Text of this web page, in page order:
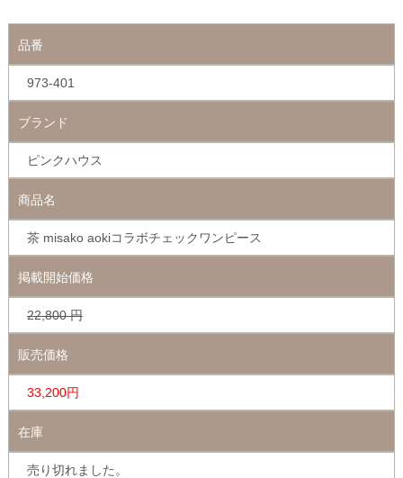
品番
973-401
ブランド
ピンクハウス
商品名
茶 misako aokiコラボチェックワンピース
掲載開始価格
22,800 円
販売価格
33,200円
在庫
売り切れました。